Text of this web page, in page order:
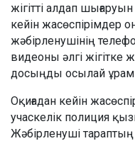
жігітті алдап
кейін жасөспірімдер
жәбірленушінің
видеоны әлгі жігітке
досыңды осылай
Оқиғадан кейін
учаскелік полиция
Жәбірленуші